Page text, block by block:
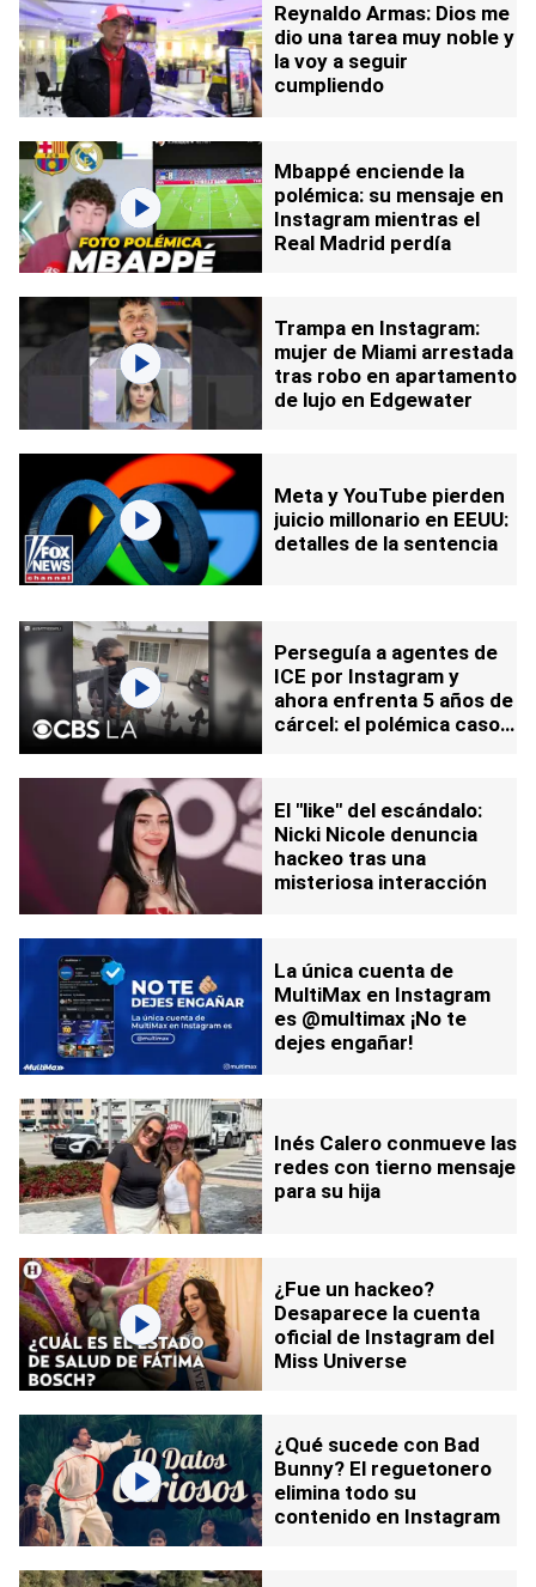
Reynaldo Armas: Dios me
dio una tarea muy noble y
la voy a seguir
cumpliendo
Mbappé enciende la
polémica: su mensaje en
Instagram mientras el
Real Madrid perdía
Trampa en Instagram:
mujer de Miami arrestada
tras robo en apartamento
de lujo en Edgewater
Meta y YouTube pierden
juicio millonario en EEUU:
detalles de la sentencia
Perseguía a agentes de
ICE por Instagram y
ahora enfrenta 5 años de
cárcel: el polémica caso
El "like" del escándalo:
Nicki Nicole denuncia
hackeo tras una
misteriosa interacción
La única cuenta de
MultiMax en Instagram
es @multimax ¡No te
dejes engañar!
Inés Calero conmueve las
redes con tierno mensaje
para su hija
¿Fue un hackeo?
Desaparece la cuenta
oficial de Instagram del
Miss Universe
¿Qué sucede con Bad
Bunny? El reguetonero
elimina todo su
contenido en Instagram